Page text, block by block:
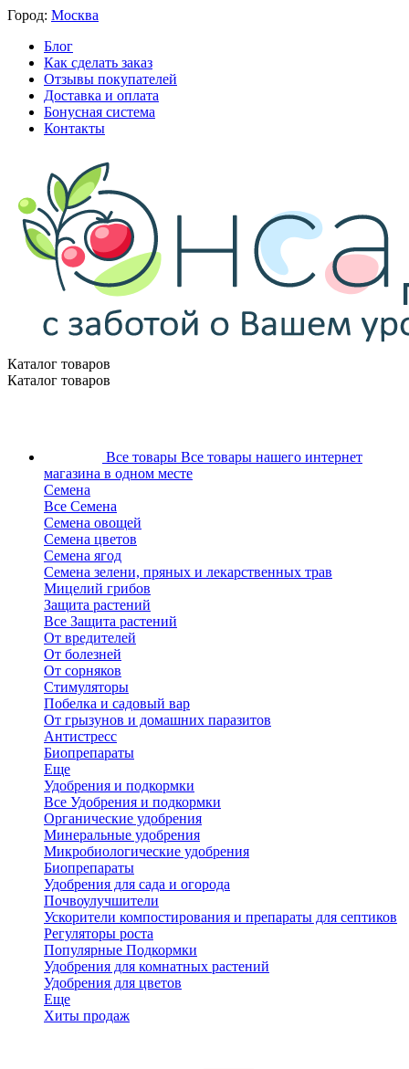
Город: Москва
Блог
Как сделать заказ
Отзывы покупателей
Доставка и оплата
Бонусная система
Контакты
Каталог товаров
Каталог товаров
Все товары Все товары нашего интернет
магазина в одном месте
Семена
Все Семена
Семена овощей
Семена цветов
Семена ягод
Семена зелени, пряных и лекарственных трав
Мицелий грибов
Защита растений
Все Защита растений
От вредителей
От болезней
От сорняков
Стимуляторы
Побелка и садовый вар
От грызунов и домашних паразитов
Антистресс
Биопрепараты
Еще
Удобрения и подкормки
Все Удобрения и подкормки
Органические удобрения
Минеральные удобрения
Микробиологические удобрения
Биопрепараты
Удобрения для сада и огорода
Почвоулучшители
Ускорители компостирования и препараты для септиков
Регуляторы роста
Популярные Подкормки
Удобрения для комнатных растений
Удобрения для цветов
Еще
Хиты продаж